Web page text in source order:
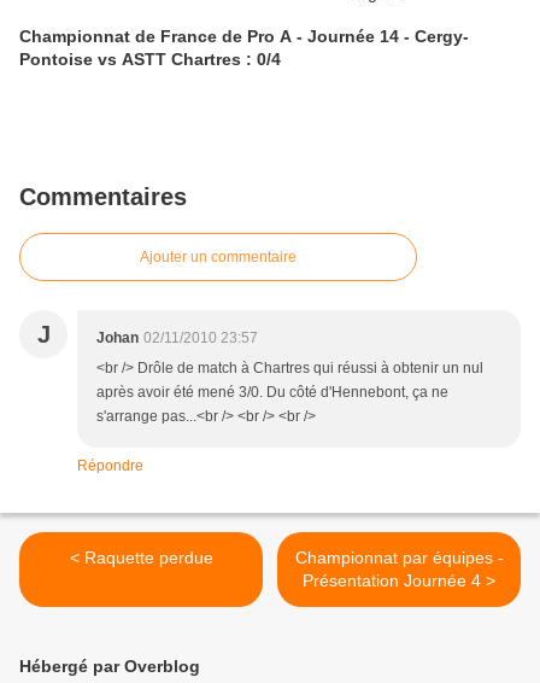
Championnat de France de Pro A - Journée 14 - Cergy-
Pontoise vs ASTT Chartres : 0/4
Commentaires
Ajouter un commentaire
J Johan 02/11/2010 23:57
<br /> Drôle de match à Chartres qui réussi à obtenir un nul
après avoir été mené 3/0. Du côté d'Hennebont, ça ne
s'arrange pas...<br /> <br /> <br />
Répondre
< Raquette perdue
Championnat par équipes -
Présentation Journée 4 >
Hébergé par Overblog